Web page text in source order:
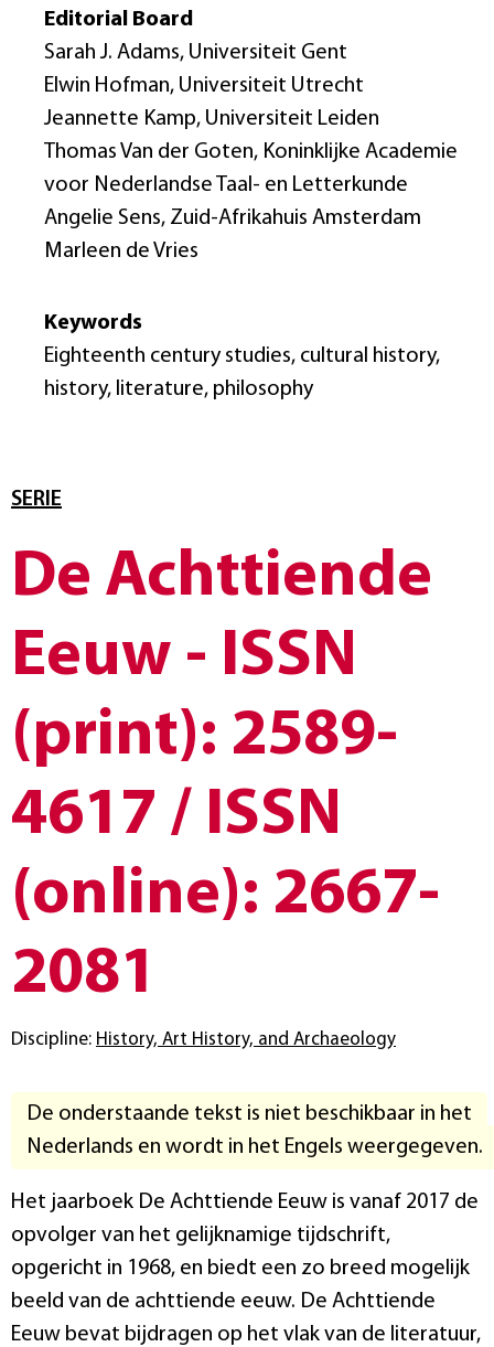
Editorial Board
Sarah J. Adams, Universiteit Gent
Elwin Hofman, Universiteit Utrecht
Jeannette Kamp, Universiteit Leiden
Thomas Van der Goten, Koninklijke Academie
voor Nederlandse Taal- en Letterkunde
Angelie Sens, Zuid-Afrikahuis Amsterdam
Marleen de Vries
Keywords
Eighteenth century studies, cultural history,
history, literature, philosophy
SERIE
De Achttiende
Eeuw - ISSN
(print): 2589-
4617 / ISSN
(online): 2667-
2081
Discipline: History, Art History, and Archaeology
De onderstaande tekst is niet beschikbaar in het
Nederlands en wordt in het Engels weergegeven.
Het jaarboek De Achttiende Eeuw is vanaf 2017 de
opvolger van het gelijknamige tijdschrift,
opgericht in 1968, en biedt een zo breed mogelijk
beeld van de achttiende eeuw. De Achttiende
Eeuw bevat bijdragen op het vlak van de literatuur,